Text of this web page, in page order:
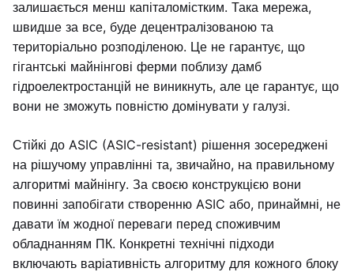
залишається менш капіталомістким. Така мережа,
швидше за все, буде децентралізованою та
територіально розподіленою. Це не гарантує, що
гігантські майнінгові ферми поблизу дамб
гідроелектростанцій не виникнуть, але це гарантує, що
вони не зможуть повністю домінувати у галузі.
Стійкі до ASIC (ASIC-resistant) рішення зосереджені
на рішучому управлінні та, звичайно, на правильному
алгоритмі майнінгу. За своєю конструкцією вони
повинні запобігати створенню ASIC або, принаймні, не
давати їм жодної переваги перед споживчим
обладнанням ПК. Конкретні технічні підходи
включають варіативність алгоритму для кожного блоку